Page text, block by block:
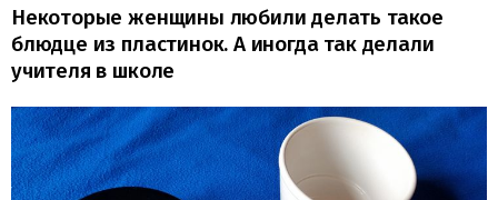
Некоторые женщины любили делать такое
блюдце из пластинок. А иногда так делали
учителя в школе